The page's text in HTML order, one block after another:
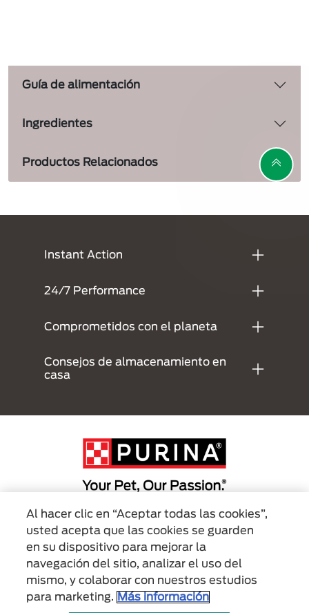
Guía de alimentación
Ingredientes
Productos Relacionados
Instant Action
24/7 Performance
Comprometidos con el planeta
Consejos de almacenamiento en
casa
Menu Footer Secundario Tidy Cats
All Nestlé Purina trademarks owned by Société des Produits Nestlé S.A.,
Vevey, Switzerland or are used with permission.
Términos de
Términos
Al hacer clic en “Aceptar todas las cookies”,
usted acepta que las cookies se guarden
en su dispositivo para mejorar la
navegación del sitio, analizar el uso del
mismo, y colaborar con nuestros estudios
para marketing. Más información